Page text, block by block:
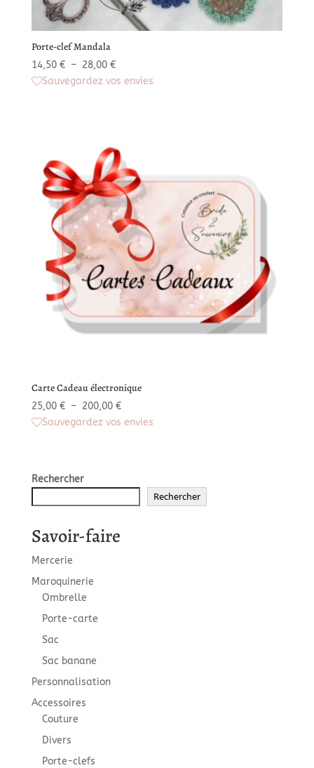
Porte-clef Mandala
14,50 € – 28,00 €Plage
de
Sauvegardez vos envies
Carte Cadeau électronique
25,00 € – 200,00 €Plage
de
200,00 €
Sauvegardez vos envies
Rechercher
Rechercher
Savoir-faire
Mercerie
Maroquinerie
Ombrelle
Porte-carte
Sac
Sac banane
Personnalisation
Accessoires
Couture
Divers
Porte-clefs